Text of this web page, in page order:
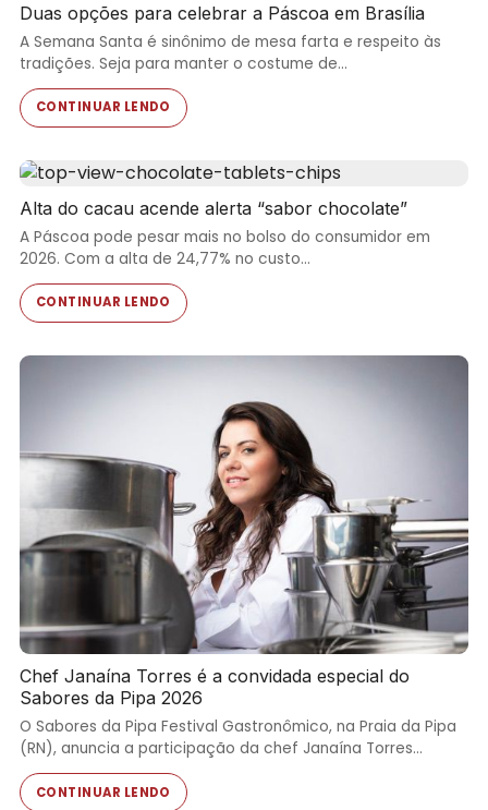
Duas opções para celebrar a Páscoa em Brasília
A Semana Santa é sinônimo de mesa farta e respeito às
tradições. Seja para manter o costume de…
CONTINUAR LENDO
Alta do cacau acende alerta “sabor chocolate”
A Páscoa pode pesar mais no bolso do consumidor em
2026. Com a alta de 24,77% no custo…
CONTINUAR LENDO
Chef Janaína Torres é a convidada especial do
Sabores da Pipa 2026
O Sabores da Pipa Festival Gastronômico, na Praia da Pipa
(RN), anuncia a participação da chef Janaína Torres…
CONTINUAR LENDO